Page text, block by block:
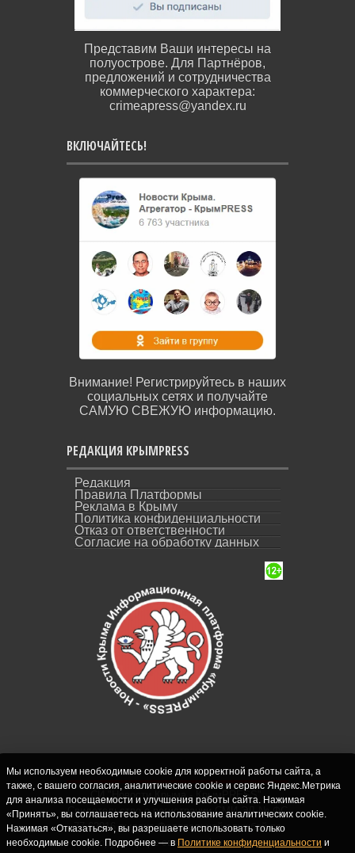
Представим Ваши интересы на
полуострове. Для Партнёров,
предложений и сотрудничества
коммерческого характера:
crimeapress@yandex.ru
ВКЛЮЧАЙТЕСЬ!
Внимание! Регистрируйтесь в наших
социальных сетях и получайте
САМУЮ СВЕЖУЮ информацию.
РЕДАКЦИЯ КРЫМPRESS
Редакция
Правила Платформы
Реклама в Крыму
Политика конфиденциальности
Отказ от ответственности
Согласие на обработку данных
СИ "Новости Крыма - КрымPRESS".
Свидетельство о регистрации СМИ ЭЛ № ФС
77-62916 выдано Федеральной службой по
надзору в сфере связи, информационных
Мы используем необходимые cookie для корректной работы сайта, а
также, с вашего согласия, аналитические cookie и сервис Яндекс.Метрика
для анализа посещаемости и улучшения работы сайта. Нажимая
«Принять», вы соглашаетесь на использование аналитических cookie.
Нажимая «Отказаться», вы разрешаете использовать только
необходимые cookie. Подробнее — в Политике конфиденциальности и